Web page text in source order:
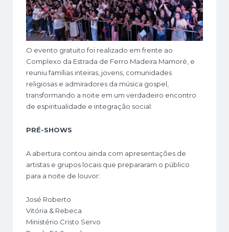
O evento gratuito foi realizado em frente ao
Complexo da Estrada de Ferro Madeira Mamoré, e
reuniu famílias inteiras, jovens, comunidades
religiosas e admiradores da música gospel,
transformando a noite em um verdadeiro encontro
de espiritualidade e integração social.
PRÉ-SHOWS
A abertura contou ainda com apresentações de
artistas e grupos locais que prepararam o público
para a noite de louvor:
José Roberto
Vitória & Rebeca
Ministério Cristo Servo